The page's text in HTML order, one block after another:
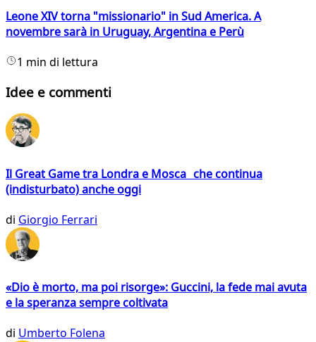
Leone XIV torna "missionario" in Sud America. A
novembre sarà in Uruguay, Argentina e Perù
1 min di lettura
Idee e commenti
Il Great Game tra Londra e Mosca che continua
(indisturbato) anche oggi
di Giorgio Ferrari
«Dio è morto, ma poi risorge»: Guccini, la fede mai avuta
e la speranza sempre coltivata
di Umberto Folena